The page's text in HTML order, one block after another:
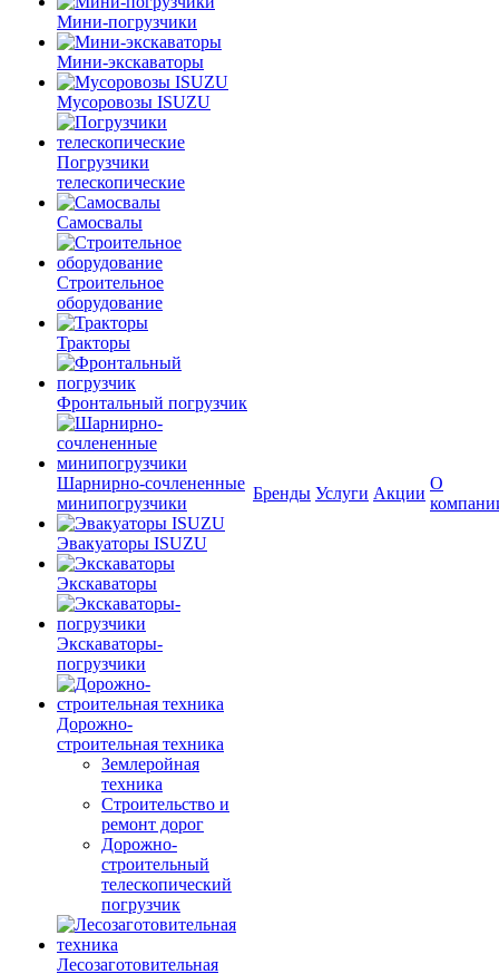
Мини-погрузчики
Мини-экскаваторы
Мусоровозы ISUZU
Погрузчики
телескопические
Самосвалы
Строительное
оборудование
Тракторы
Фронтальный погрузчик
Шарнирно-сочлененные
минипогрузчики
Эвакуаторы ISUZU
Экскаваторы
Экскаваторы-
погрузчики
Дорожно-
строительная техника
Землеройная
техника
Строительство и
ремонт дорог
Дорожно-
строительный
телескопический
погрузчик
Лесозаготовительная
Бренды Услуги Акции
О